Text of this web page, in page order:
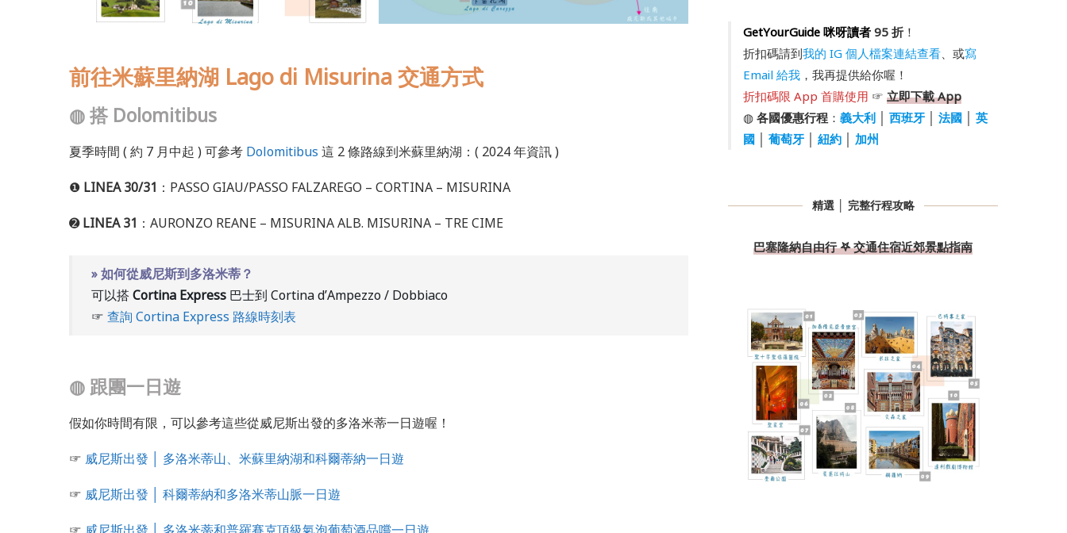
前往米蘇里納湖 Lago di Misurina 交通方式
◍搭 Dolomitibus
夏季時間 ( 約 7 月中起 ) 可參考 Dolomitibus 這 2 條路線到米蘇里納湖：( 2024 年資訊 )
❶ LINEA 30/31 ：PASSO GIAU/PASSO FALZAREGO – CORTINA – MISURINA
➋LINEA 31 ：AURONZO REANE – MISURINA ALB. MISURINA – TRE CIME
» 如何從威尼斯到多洛米蒂？
可以搭 Cortina Express 巴士到 Cortina d’Ampezzo / Dobbiaco
☞ 查詢 Cortina Express 路線時刻表
◍ 跟團一日遊
假如你時間有限，可以參考這些從威尼斯出發的多洛米蒂一日遊喔！
☞ 威尼斯出發 │ 多洛米蒂山、米蘇里納湖和科爾蒂納一日遊
☞ 威尼斯出發 │ 科爾蒂納和多洛米蒂山脈一日遊
GetYourGuide 咪呀讀者95 折！
折扣碼請到我的 IG 個人檔案連結查看、或寫
Email 給我，我再提供給你喔！
折扣碼限 App 首購使用 ☞ 立即下載 App
◍ 各國優惠行程： 義大利│ 西班牙│ 法國
英
國
葡萄牙│ 紐約│ 加州
精選 │ 完整行程攻略
巴塞隆納自由行 𖤐 交通住宿近郊景點指南